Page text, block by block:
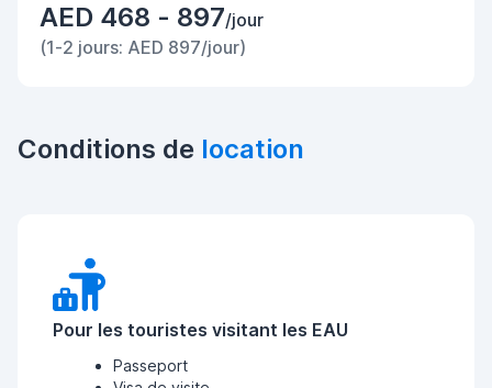
AED 468 - 897/jour
(1-2 jours: AED 897/jour)
Conditions de location
Pour les touristes visitant les EAU
Passeport